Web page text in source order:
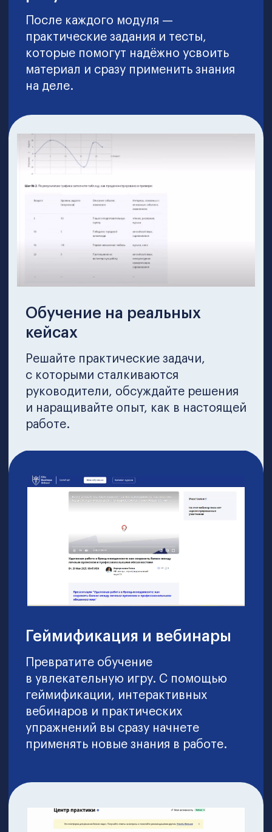
Преподаватели
Мы пригласилиболее 30 ведущих
экспертоврынка из крупных российских
реальными практическими кейсами в
обучении
Валинуров Ильгиз
Ведущий HR-эксперт в России по
рекрутингу и построению карьеры
Президент корпорации кадровых
Академии рекрутинга
к.э.н., МВА, ACM
тренер-бренд,
(CISSA)
Результат обучения
Карьерный рост
Приобретите новые навыки и диплом
MBA, что повысит ваши шансы на
продвижение по карьерной лестнице
и увеличение заработной платы.
Станьте уверенным управленцем,
Научитесь управлять финансами